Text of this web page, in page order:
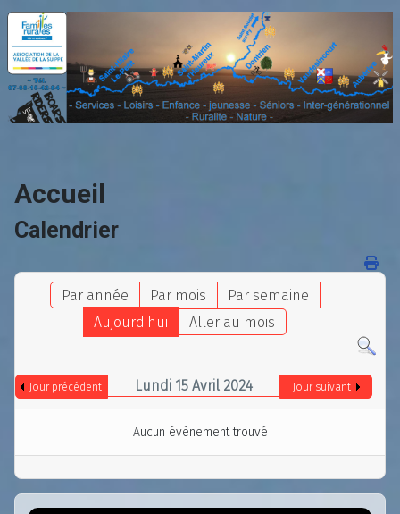
Accueil
Calendrier
Par année Par mois
Par semaine
Aujourd'hui
Aller au mois
Jour précédent Lundi 15 Avril 2024 Jour suivant
Aucun évènement trouvé